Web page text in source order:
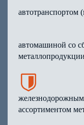
автомашиной со
ассортиментом